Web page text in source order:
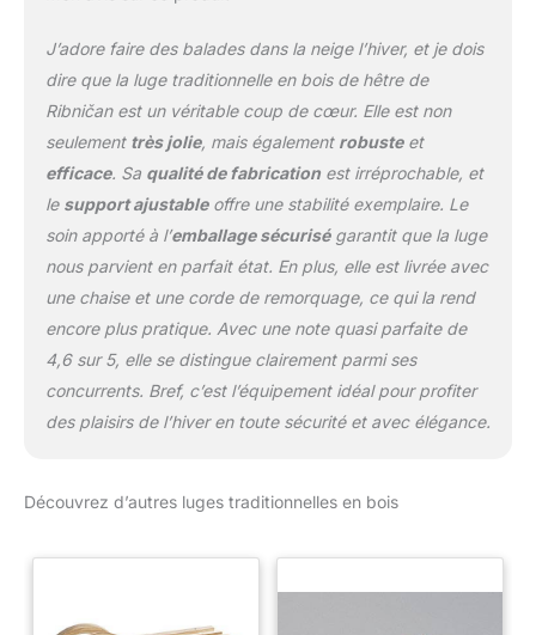
J’adore faire des balades dans la neige l’hiver, et je dois
dire que la luge traditionnelle en bois de hêtre de
Ribničan est un véritable coup de cœur. Elle est non
seulement très jolie, mais également robusteet
efficace. Sa qualité de fabricationest irréprochable, et
le support ajustableoffre une stabilité exemplaire. Le
soin apporté à l’emballage sécuriségarantit que la luge
nous parvient en parfait état. En plus, elle est livrée avec
une chaise et une corde de remorquage, ce qui la rend
encore plus pratique. Avec une note quasi parfaite de
4,6 sur 5, elle se distingue clairement parmi ses
concurrents. Bref, c’est l’équipement idéal pour profiter
des plaisirs de l’hiver en toute sécurité et avec élégance.
Découvrez d’autres luges traditionnelles en bois